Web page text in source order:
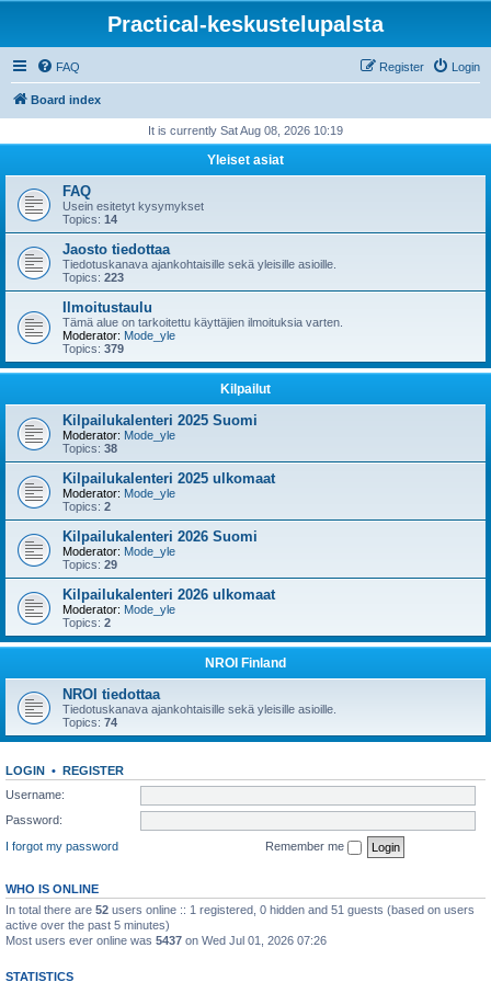
Practical-keskustelupalsta
FAQ Login
Register
Board index
It is currently Sat Aug 08, 2026 10:19
Yleiset asiat
FAQ
Usein esitetyt kysymykset
Topics: 14
Jaosto tiedottaa
Tiedotuskanava ajankohtaisille sekä yleisille asioille.
Topics: 223
Ilmoitustaulu
Tämä alue on tarkoitettu käyttäjien ilmoituksia varten.
Moderator: Mode_yle
Topics: 379
Kilpailut
Kilpailukalenteri 2025 Suomi
Moderator: Mode_yle
Topics: 38
Kilpailukalenteri 2025 ulkomaat
Moderator: Mode_yle
Topics: 2
Kilpailukalenteri 2026 Suomi
Moderator: Mode_yle
Topics: 29
Kilpailukalenteri 2026 ulkomaat
Moderator: Mode_yle
Topics: 2
NROI Finland
NROI tiedottaa
Tiedotuskanava ajankohtaisille sekä yleisille asioille.
Topics: 74
LOGIN • REGISTER
Username:
Password:
I forgot my password
Remember me
WHO IS ONLINE
In total there are 52 users online :: 1 registered, 0 hidden and 51 guests (based on users
active over the past 5 minutes)
Most users ever online was 5437 on Wed Jul 01, 2026 07:26
STATISTICS